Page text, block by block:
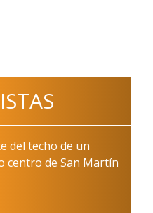
del techo de un
centro de San Martín